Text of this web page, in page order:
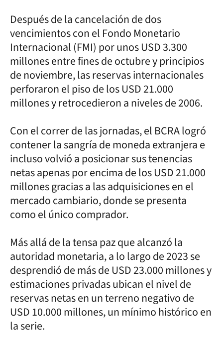
Después de la cancelación de dos
vencimientos con el Fondo Monetario
Internacional (FMI) por unos USD 3.300
millones entre fines de octubre y principios
de noviembre, las reservas internacionales
perforaron el piso de los USD 21.000
millones y retrocedieron a niveles de 2006.
Con el correr de las jornadas, el BCRA logró
contener la sangría de moneda extranjera e
incluso volvió a posicionar sus tenencias
netas apenas por encima de los USD 21.000
millones gracias a las adquisiciones en el
mercado cambiario, donde se presenta
como el único comprador.
Más allá de la tensa paz que alcanzó la
autoridad monetaria, a lo largo de 2023 se
desprendió de más de USD 23.000 millones y
estimaciones privadas ubican el nivel de
reservas netas en un terreno negativo de
USD 10.000 millones, un mínimo histórico en
la serie.